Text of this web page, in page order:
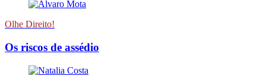
Olhe Direito!
Os riscos de assédio